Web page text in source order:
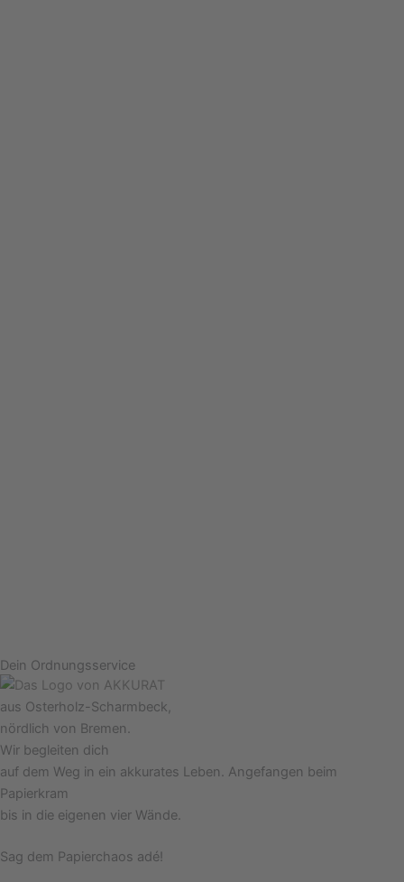
Dein Ordnungsservice
aus Osterholz-Scharmbeck,
nördlich von Bremen.
Wir begleiten dich
auf dem Weg in ein akkurates Leben. Angefangen beim
Papierkram
bis in die eigenen vier Wände.
Sag dem Papierchaos adé!